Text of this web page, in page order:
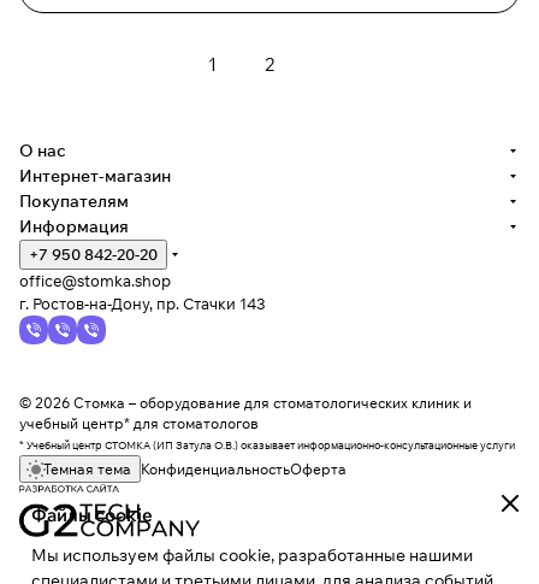
1 2
Файлы cookie
Мы используем файлы cookie, разработанные нашими
О нас
Интернет-магазин
Покупателям
Информация
+7 950 842-20-20
office@stomka.shop
г. Ростов-на-Дону, пр. Стачки 143
© 2026 Стомка – оборудование для стоматологических клиник и
учебный центр* для стоматологов
* Учебный центр СТОМКА (ИП Затула О.В.) оказывает информационно-консультационные услуги
Темная тема КонфиденциальностьОферта